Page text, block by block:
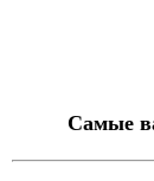
Самые